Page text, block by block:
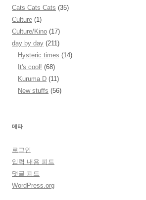
Cats Cats Cats (35)
Culture (1)
Culture/Kino (17)
day by day (211)
Hysteric times (14)
It's cool! (68)
Kuruma D (11)
New stuffs (56)
메타
로그인
입력 내용 피드
댓글 피드
WordPress.org